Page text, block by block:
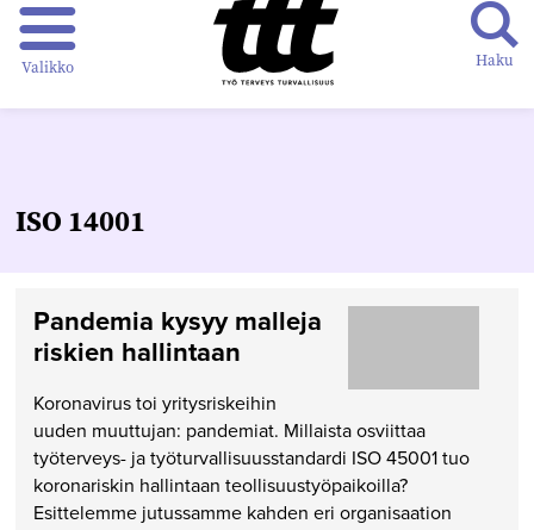
Valikko Haku
ISO 14001
Pandemia kysyy malleja
riskien hallintaan
Koronavirus toi yritysriskeihin
uuden muuttujan: pandemiat. Millaista osviittaa
työterveys- ja työturvallisuusstandardi ISO 45001 tuo
koronariskin hallintaan teollisuustyöpaikoilla?
Esittelemme jutussamme kahden eri organisaation